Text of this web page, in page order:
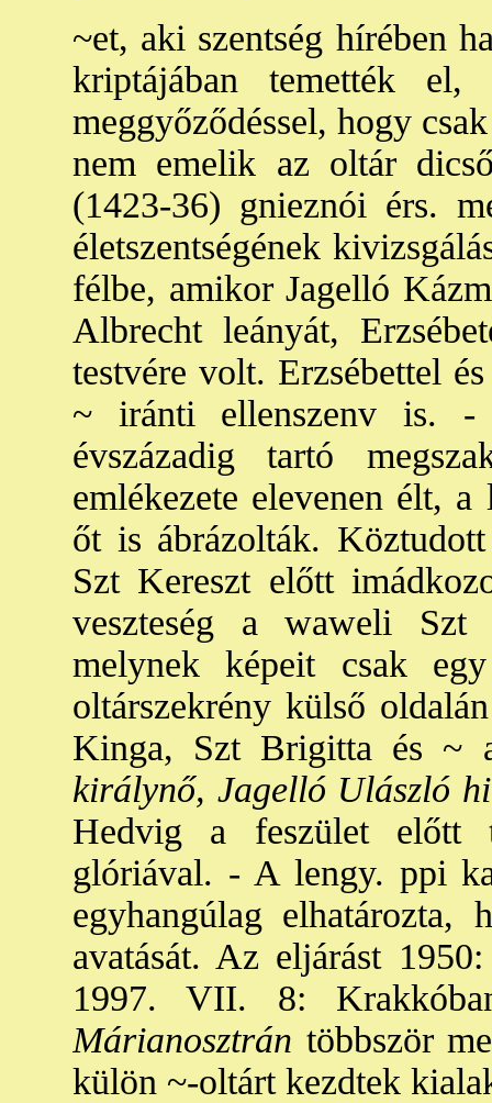
~et, aki szentség hírében
kriptájában temették
meggyőződéssel, hogy
nem emelik az oltár
(1423-36) gnieznói érs.
életszentségének
félbe, amikor Jagelló
Albrecht leányát,
testvére volt. Erzsébettel
~ iránti ellenszenv is. -
évszázadig tartó
emlékezete elevenen élt,
őt is ábrázolták.
Szt Kereszt előtt
veszteség a waweli Szt
melynek képeit csak
oltárszekrény külső
Kinga, Szt Brigitta és ~
királynő, Jagelló Ulászló
Hedvig a feszület előtt
glóriával. - A lengy. ppi
egyhangúlag
avatását. Az eljárást
1997. VII. 8:
Márianosztrán többször
külön ~-oltárt kezdtek